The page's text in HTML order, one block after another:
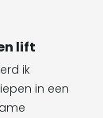
lift
ik
in een